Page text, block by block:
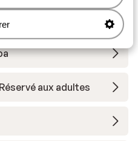
aux adultes